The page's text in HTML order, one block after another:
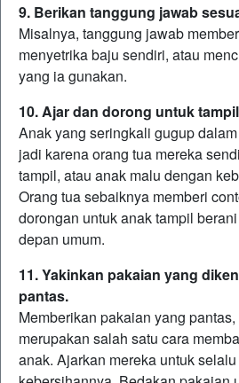
9. Berikan tanggung jawab
Misalnya, tanggung jawab
menyetrika baju sendiri, atau
yang ia gunakan.
10. Ajar dan dorong untuk
Anak yang seringkali gugup
jadi karena orang tua mereka
tampil, atau anak malu dengan
Orang tua sebaiknya memberi
dorongan untuk anak tampil
depan umum.
11. Yakinkan pakaian yang
pantas.
Memberikan pakaian yang
merupakan salah satu cara
anak. Ajarkan mereka untuk